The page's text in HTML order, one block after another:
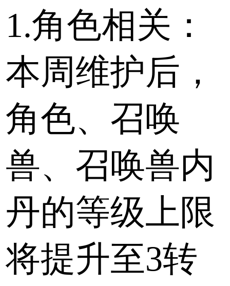
1.角色相关：
本周维护后，
角色、召唤
兽、召唤兽内
丹的等级上限
将提升至3转